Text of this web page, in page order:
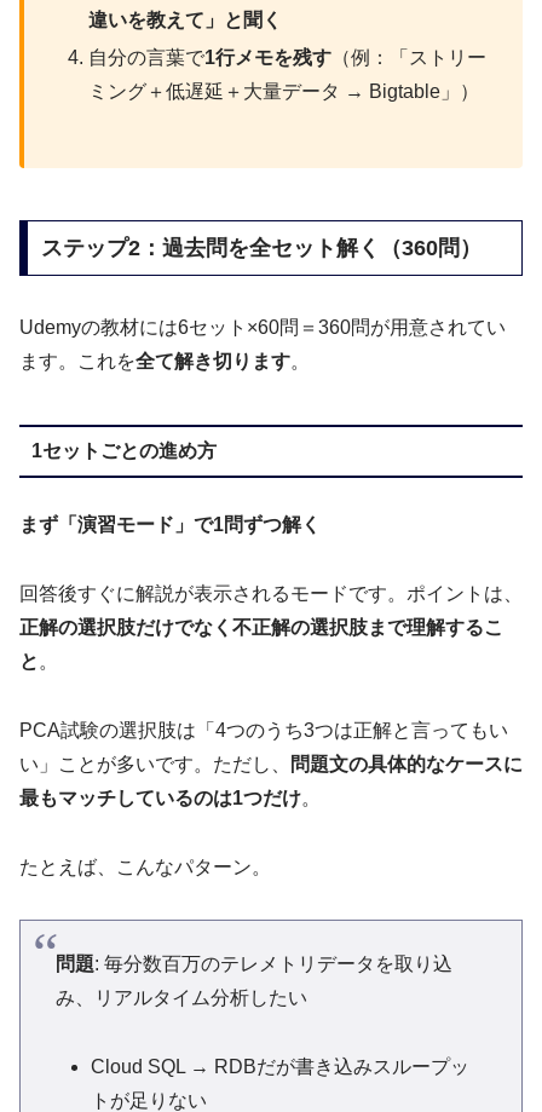
違いを教えて」と聞く
自分の言葉で1行メモを残す （例：「ストリー
ミング＋低遅延＋大量データ → Bigtable」）
ステップ2：過去問を全セット解く（360問）
Udemyの教材には6セット×60問＝360問が用意されてい
ます。これを全て解き切ります。
1セットごとの進め方
まず「演習モード」で1問ずつ解く
回答後すぐに解説が表示されるモードです。ポイントは、
正解の選択肢だけでなく不正解の選択肢まで理解するこ
と 。
PCA試験の選択肢は「4つのうち3つは正解と言ってもい
い」ことが多いです。ただし、
問題文の具体的なケースに
最もマッチしているのは1つだけ。
たとえば、こんなパターン。
問題: 毎分数百万のテレメトリデータを取り込
み、リアルタイム分析したい
Cloud SQL → RDBだが書き込みスループッ
トが足りない